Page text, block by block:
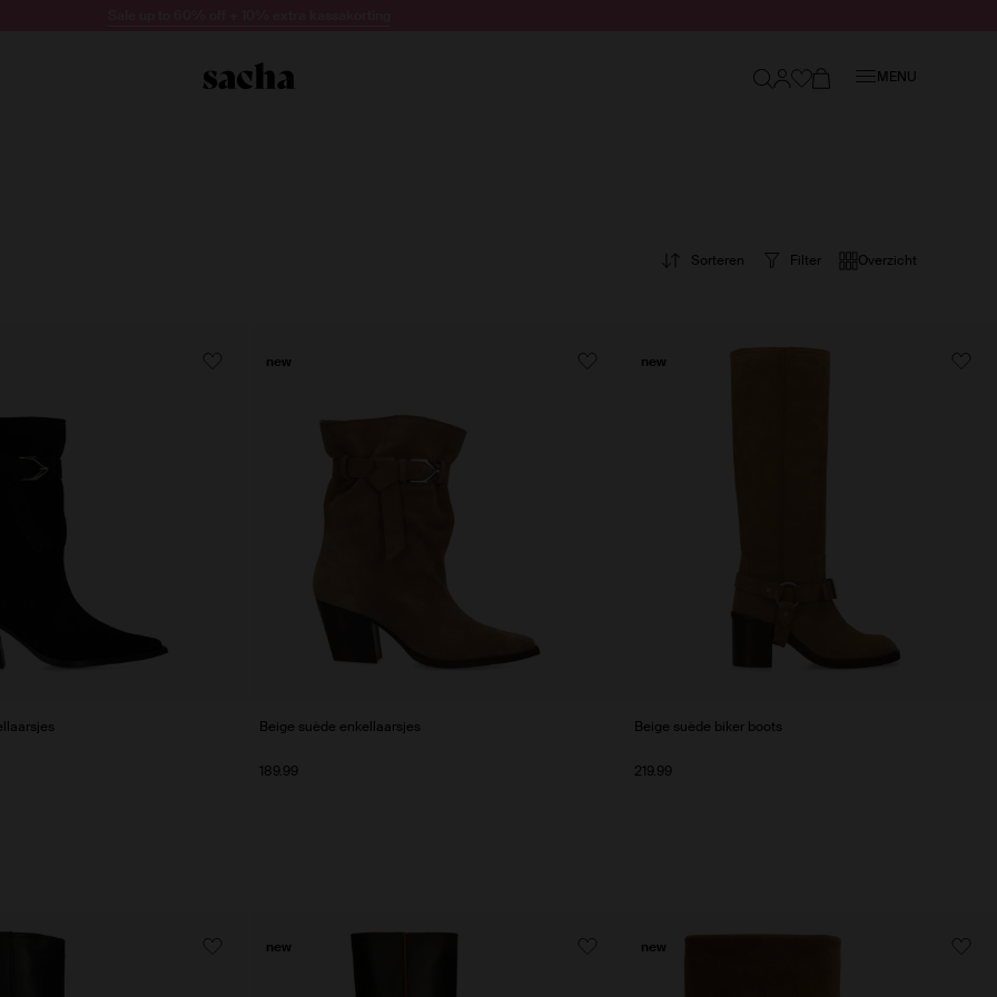
MENU
Filter Overzicht
Sorteren
Beige suède enkellaarsjes
189.99
new
Beige suède biker boots
219.99
new
new new